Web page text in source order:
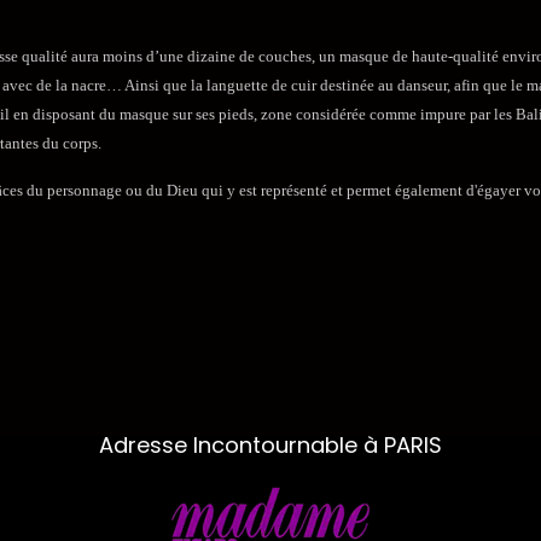
qualité aura moins d’une dizaine de couches, un masque de haute-qualité
de la nacre… Ainsi que la languette de cuir destinée au danseur, afin que le
disposant du masque sur ses pieds, zone considérée comme impure par les
du corps.
du personnage ou du Dieu qui y est représenté et permet également d'égayer
Adresse Incontournable à PARIS